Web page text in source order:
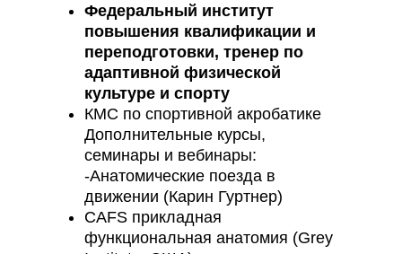
Федеральный институт
повышения квалификации и
переподготовки, тренер по
адаптивной физической
культуре и спорту
КМС по спортивной акробатике
Дополнительные курсы,
семинары и вебинары:
-Анатомические поезда в
движении (Карин Гуртнер)
CAFS прикладная
функциональная анатомия (Grey